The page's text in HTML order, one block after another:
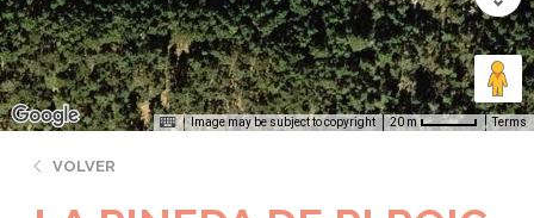
Image may be subject to copyright 20 m Terms
VOLVER